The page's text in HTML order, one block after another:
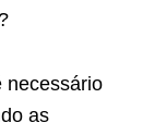
necessário
as